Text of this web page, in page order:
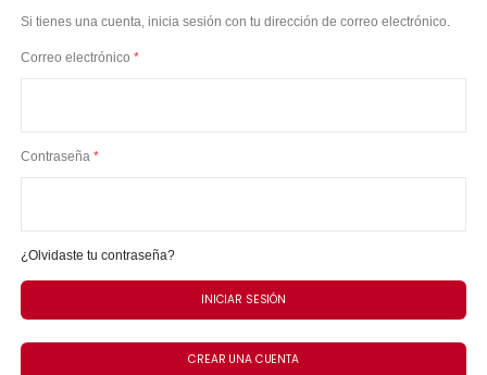
Si tienes una cuenta, inicia sesión con tu dirección de correo electrónico.
Correo electrónico
Contraseña
¿Olvidaste tu contraseña?
INICIAR SESIÓN
CREAR UNA CUENTA